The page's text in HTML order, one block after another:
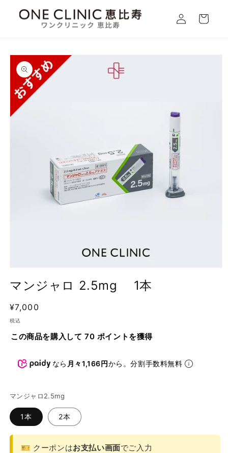
ンツに
進む
グ
イ
ー
商品情
報にス
キップ
ダ
で
メ
ィ
マンジャロ 2.5mg 1本
SKU:
通
常
価
格
¥7,000
税込
この商品を購入して 70 ポイントを獲得
なら 月々1,166円から。分割手数料無料
マンジャロ2.5mg
1本 2本
🎫 クーポンはお支払い画面でご入力